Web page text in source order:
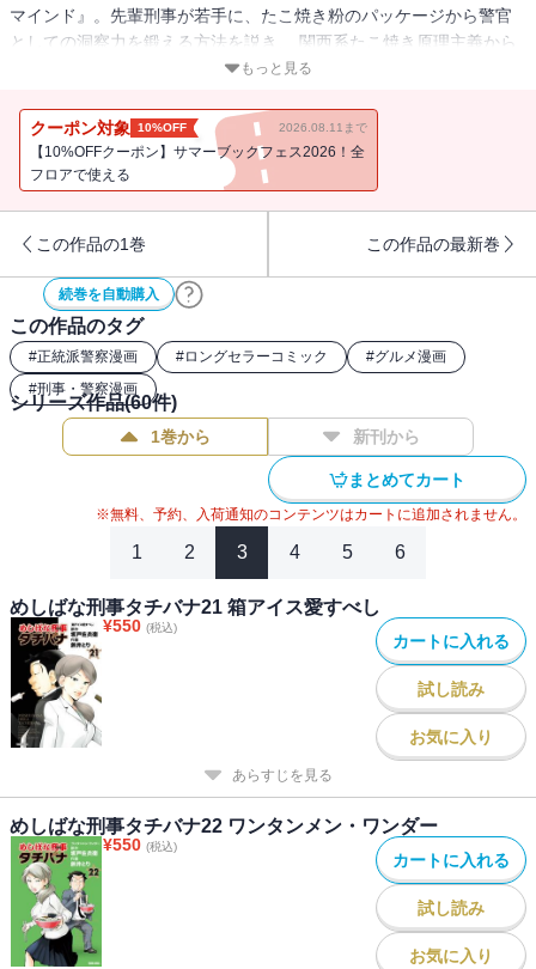
マインド』。先輩刑事が若手に、たこ焼き粉のパッケージから警官
としての洞察力を鍛える方法を説き、 関西系たこ焼き原理主義から
卒業する男が咆哮、辛味部がワールドワイドなたこ焼きを創作す
世界のたこ焼きの最前線を語る表題作ほか、チョコミント箱アイス2
択問題に揺れる女心を描く、満腹中枢直撃の12編！
もっと見る
クーポン対象 10%OFF 2026.08.11まで
【10%OFFクーポン】サマーブックフェス2026！全
フロアで使える
この作品の1巻 この作品の最新巻
続巻を自動購入
この作品のタグ
#正統派警察漫画 #ロングセラーコミック #グルメ漫画
#刑事・警察漫画
シリーズ作品(60件)
1巻から 新刊から
まとめてカート
※無料、予約、入荷通知のコンテンツはカートに追加されません。
1 2 3 4 5 6
めしばな刑事タチバナ21 箱アイス愛すべし
¥550 (税込)
カートに入れる
試し読み
お気に入り
あらすじを見る
めしばな刑事タチバナ22 ワンタンメン・ワンダー
¥550 (税込)
カートに入れる
試し読み
お気に入り